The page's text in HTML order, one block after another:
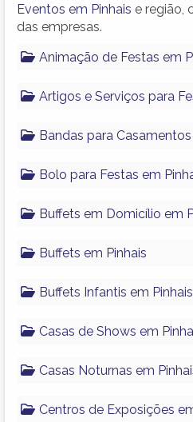
Eventos em Pinhais e região,
das empresas.
Animação de Festas em
Artigos e Serviços para
Bandas para
Bolo para Festas em
Buffets em Domicílio em
Buffets em Pinhais
Buffets Infantis em Pinhais
Casas de Shows em
Casas Noturnas em
Centros de Exposições